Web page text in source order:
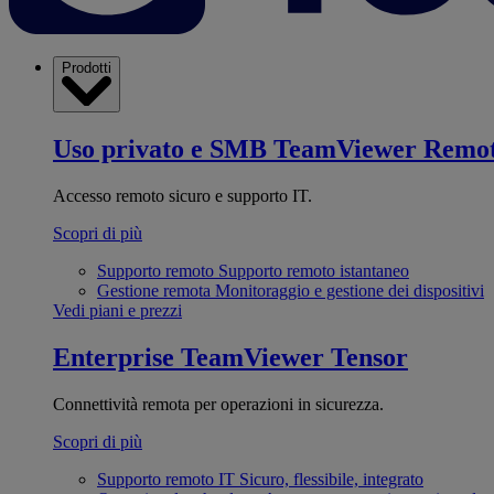
Prodotti
Uso privato e SMB TeamViewer
Accesso remoto sicuro e supporto IT.
Scopri di più
Supporto remoto Supporto remoto istantaneo
Gestione remota Monitoraggio e gestione dei dispositivi
Vedi piani e prezzi
Enterprise TeamViewer Tensor
Connettività remota per operazioni in sicurezza.
Scopri di più
Supporto remoto IT Sicuro, flessibile, integrato